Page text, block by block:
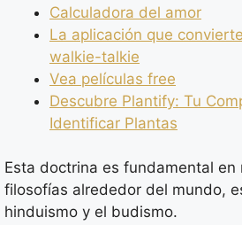
Calculadora del amor
La aplicación que
walkie-talkie
Vea películas free
Descubre Plantify: Tu
Identificar Plantas
Esta doctrina es fundamental en
filosofías alrededor del mundo,
hinduismo y el budismo.